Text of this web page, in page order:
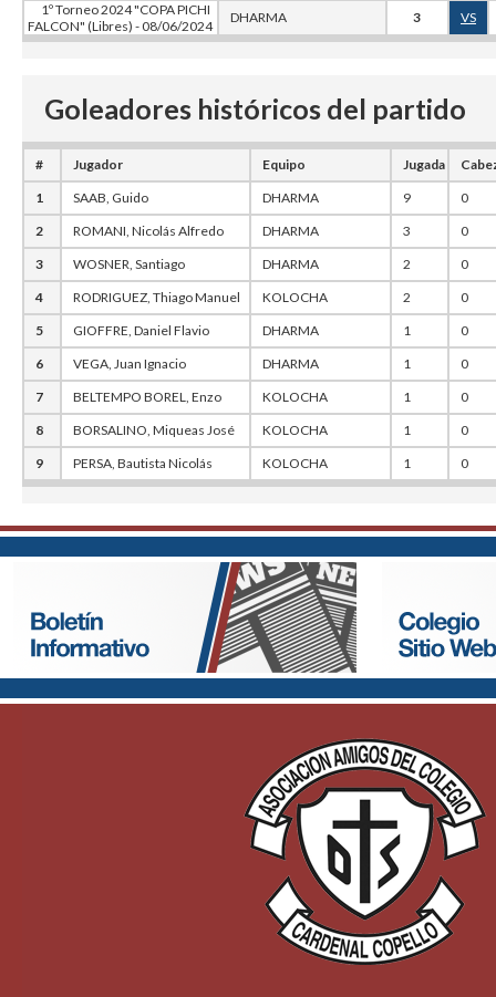
1º Torneo 2024 "COPA PICHI
FALCON" (Libres) - 08/06/2024
DHARMA 3 VS
Goleadores históricos del partido
# Jugador Equipo Jugada
1
SAAB, Guido DHARMA 9
0
2
ROMANI, Nicolás Alfredo DHARMA 3
0
3
WOSNER, Santiago DHARMA 2
0
4
RODRIGUEZ, Thiago Manuel KOLOCHA 2
0
5
GIOFFRE, Daniel Flavio DHARMA 1
0
6
VEGA, Juan Ignacio DHARMA 1
0
7
BELTEMPO BOREL, Enzo KOLOCHA 1
0
8
BORSALINO, Miqueas José KOLOCHA 1
0
9
PERSA, Bautista Nicolás KOLOCHA 1 0